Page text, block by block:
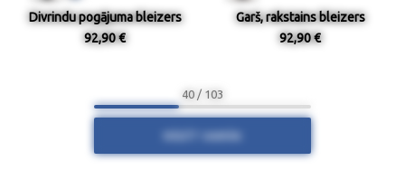
Divrindu pogājuma bleizers
92,90 €
Garš, rakstains bleizers
92,90 €
40 / 103